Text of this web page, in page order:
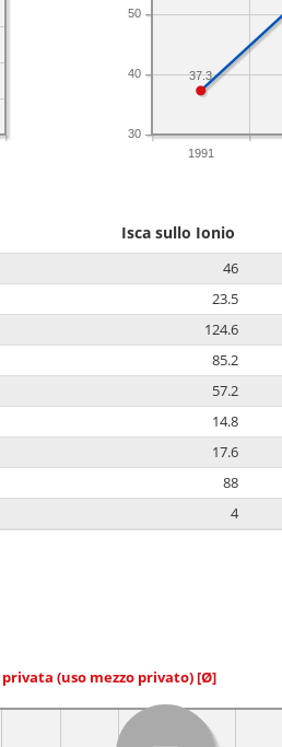
1991
30
40
50
37.3
Isca sullo Ionio
46
23.5
124.6
85.2
57.2
14.8
17.6
88
4
(uso mezzo privato) [Ø]